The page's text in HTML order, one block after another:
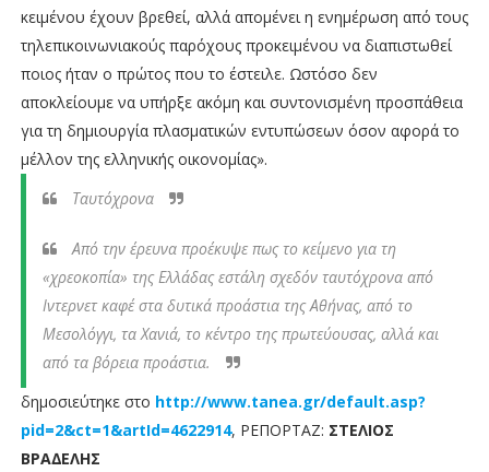
κειµένου έχουν βρεθεί, αλλά αποµένει η ενηµέρωση από τους
τηλεπικοινωνιακούς παρόχους προκειµένου να διαπιστωθεί
ποιος ήταν ο πρώτος που το έστειλε. Ωστόσο δεν
αποκλείουµε να υπήρξε ακόµη και συντονισµένη προσπάθεια
για τη δηµιουργία πλασµατικών εντυπώσεων όσον αφορά το
µέλλον της ελληνικής οικονοµίας».
Ταυτόχρονα
Από την έρευνα προέκυψε πως το κείµενο για τη
«χρεοκοπία» της Ελλάδας εστάλη σχεδόν ταυτόχρονα από
Ιντερνετ καφέ στα δυτικά προάστια της Αθήνας, από το
Μεσολόγγι, τα Χανιά, το κέντρο της πρωτεύουσας, αλλά και
από τα βόρεια προάστια.
δημοσιεύτηκε στο http://www.tanea.gr/default.asp?
pid=2&ct=1&artId=4622914, ΡΕΠΟΡΤΑΖ: ΣΤΕΛΙΟΣ
ΒΡΑ∆ΕΛΗΣ